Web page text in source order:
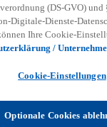
w
i
r
n
e
n
r
w
i
r
n
e
n
r
Corporate
Fünf Maßnahmen
(DS-GVO) und
Digitale-Dienste-
Ihre Cookie-
/
Cookie-Einstellungen
Optionale Cookies